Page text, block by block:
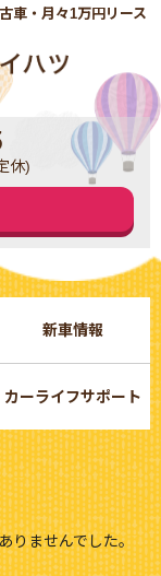
車・月々1万円リース
休)
新車情報
カーライフサポート
りませんでした。